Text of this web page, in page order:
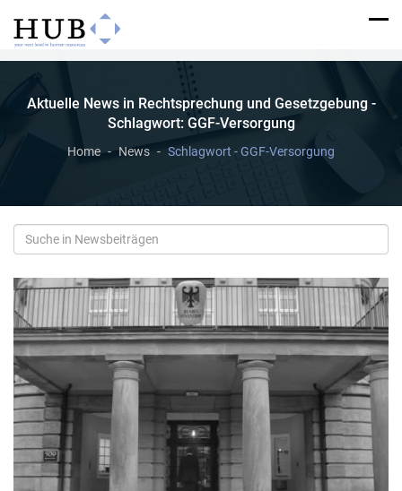
Aktuelle News in Rechtsprechung und Gesetzgebung -
Schlagwort: GGF-Versorgung
Home News Schlagwort - GGF-Versorgung